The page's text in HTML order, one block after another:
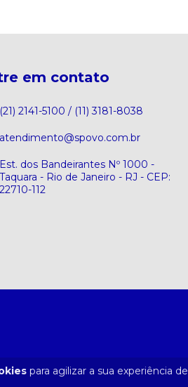
para agilizar a sua experiência de
em contato
(21) 2141-5100 / (11) 3181-8038
atendimento@spovo.com.br
Est. dos Bandeirantes Nº 1000 -
Taquara - Rio de Janeiro - RJ - CEP:
22710-112